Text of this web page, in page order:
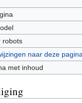
robots
naar deze
met inhoud